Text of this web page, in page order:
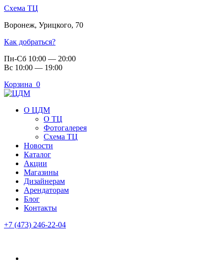
Схема ТЦ
Воронеж, Урицкого, 70
Как добраться?
Пн-Сб 10:00 — 20:00
Вс 10:00 — 19:00
Корзина 0
О ЦДМ
О ТЦ
Фотогалерея
Схема ТЦ
Новости
Каталог
Акции
Магазины
Дизайнерам
Арендаторам
Блог
Контакты
+7 (473) 246-22-04